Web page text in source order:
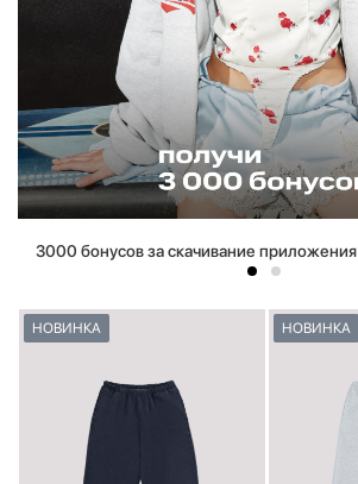
3000 бонусов за скачивание приложения
НОВИНКА НОВИНКА